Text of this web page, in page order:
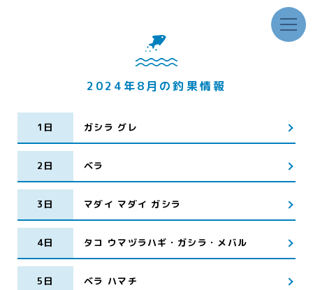
2024年8月の釣果情報
1日 ガシラ グレ
2日 ベラ
3日 マダイ マダイ ガシラ
4日 タコ ウマヅラハギ・ガシラ・メバル
5日 ベラ ハマチ